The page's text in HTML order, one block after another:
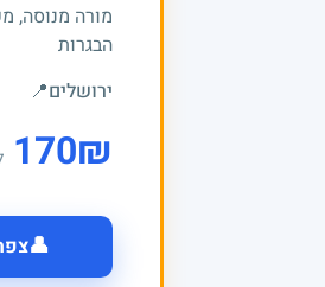
מורה מנוסה,
הבגרות
ירושלים📍
₪
170
👤